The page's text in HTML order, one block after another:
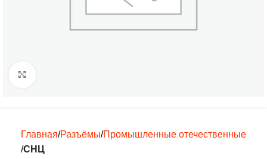
Главная Разъёмы Промышленные отечественные
СНЦ